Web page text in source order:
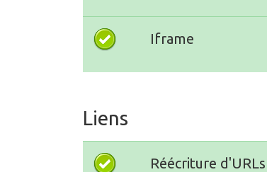
Iframe
Liens
Réécriture d'URLs